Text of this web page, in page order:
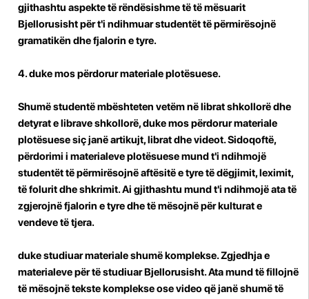
gjithashtu aspekte të rëndësishme të të mësuarit
Bjellorusisht për t'i ndihmuar studentët të përmirësojnë
gramatikën dhe fjalorin e tyre.
duke mos përdorur materiale plotësuese.
Shumë studentë mbështeten vetëm në librat shkollorë dhe
detyrat e librave shkollorë, duke mos përdorur materiale
plotësuese siç janë artikujt, librat dhe videot. Sidoqoftë,
përdorimi i materialeve plotësuese mund t'i ndihmojë
studentët të përmirësojnë aftësitë e tyre të dëgjimit, leximit,
të folurit dhe shkrimit. Ai gjithashtu mund t'i ndihmojë ata të
zgjerojnë fjalorin e tyre dhe të mësojnë për kulturat e
vendeve të tjera.
duke studiuar materiale shumë komplekse. Zgjedhja e
materialeve për të studiuar Bjellorusisht. Ata mund të fillojnë
të mësojnë tekste komplekse ose video që janë shumë të